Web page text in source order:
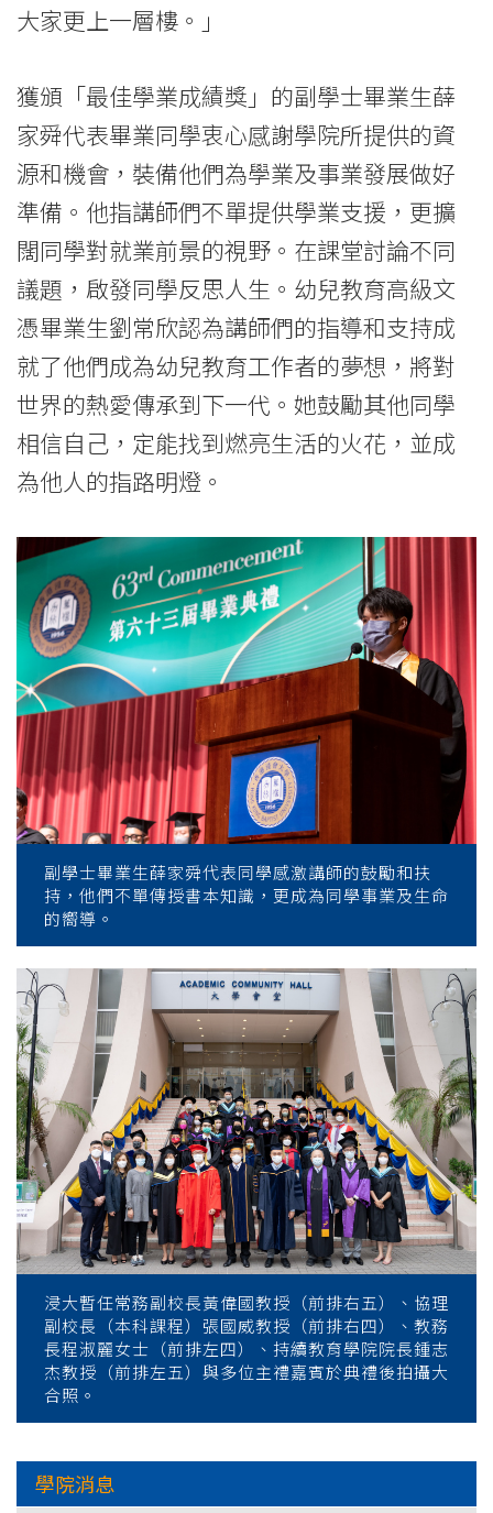
大家更上一層樓。」
獲頒「最佳學業成績獎」的副學士畢業生薛
家舜代表畢業同學衷心感謝學院所提供的資
源和機會，裝備他們為學業及事業發展做好
準備。他指講師們不單提供學業支援，更擴
闊同學對就業前景的視野。在課堂討論不同
議題，啟發同學反思人生。幼兒教育高級文
憑畢業生劉常欣認為講師們的指導和支持成
就了他們成為幼兒教育工作者的夢想，將對
世界的熱愛傳承到下一代。她鼓勵其他同學
相信自己，定能找到燃亮生活的火花，並成
為他人的指路明燈。
副學士畢業生薛家舜代表同學感激講師的鼓勵和扶
持，他們不單傳授書本知識，更成為同學事業及生命
的嚮導。
浸大暫任常務副校長黃偉國教授（前排右五）、協理
副校長（本科課程）張國威教授（前排右四）、教務
長程淑麗女士（前排左四）、持續教育學院院長鍾志
杰教授（前排左五）與多位主禮嘉賓於典禮後拍攝大
合照。
學院消息